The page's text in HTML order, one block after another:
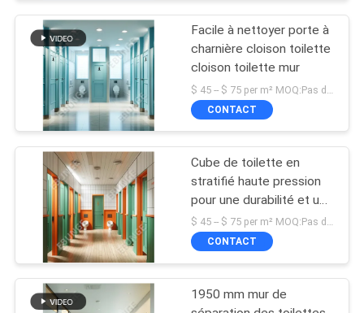
Facile à nettoyer porte à
charnière cloison toilette
cloison toilette mur
$ 45 -- $ 75 per m² MOQ:Pas de MOQ
CONTACT
Cube de toilette en
stratifié haute pression
pour une durabilité et une
résistance aux rayures
$ 45 -- $ 75 per m² MOQ:Pas de MOQ
CONTACT
1950 mm mur de